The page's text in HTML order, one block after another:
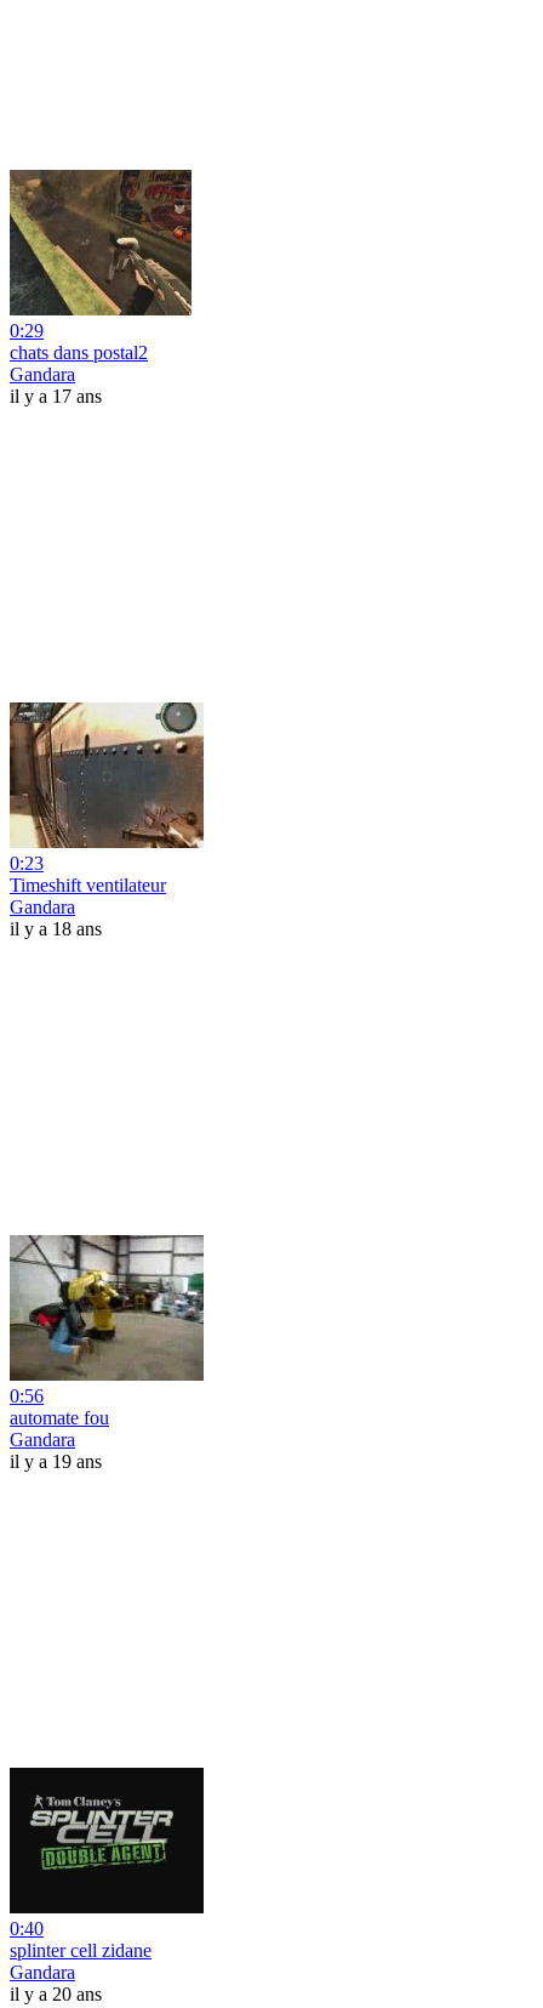
0:29
chats dans postal2
Gandara
il y a 17 ans
0:23
Timeshift ventilateur
Gandara
il y a 18 ans
0:56
automate fou
Gandara
il y a 19 ans
0:40
splinter cell zidane
Gandara
il y a 20 ans